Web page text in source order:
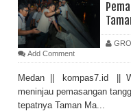
Add Comment
Medan || kompas7.id ||
meninjau pemasangan
tepatnya Taman Ma...